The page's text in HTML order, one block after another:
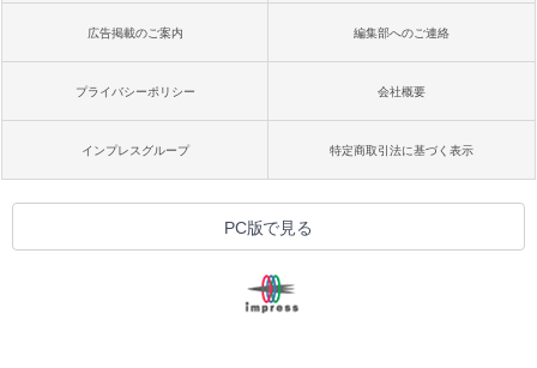
広告掲載のご案内 編集部へのご連絡
プライバシーポリシー 会社概要
インプレスグループ 特定商取引法に基づく表示
PC版で見る